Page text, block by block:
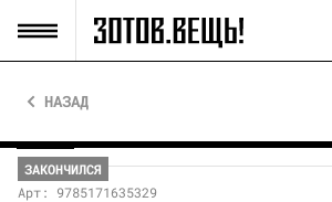
НАЗАД
ЗАКОНЧИЛСЯ
Арт: 9785171635329